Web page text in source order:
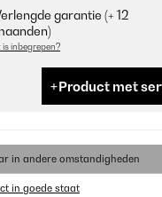
garantie (+ 12
inbegrepen?
Product met
in andere omstandigheden
in goede staat